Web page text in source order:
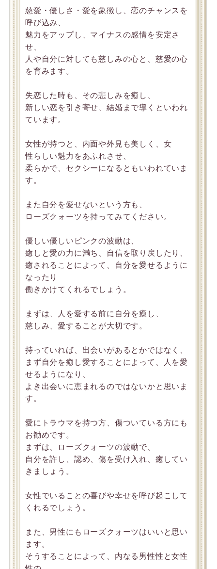
慈愛・優しさ・愛を象徴し、恋のチャンスを
呼び込み、
魅力をアップし、マイナスの感情を安定さ
せ、
人や自分に対しても慈しみの心と、慈愛の心
を育みます。
失恋した時も、その悲しみを癒し、
新しい恋を引き寄せ、結婚まで導くといわれ
ています。
女性が持つと、内面や外見も美しく、女
性らしい魅力をあふれさせ、
柔らかで、セクシーになるともいわれていま
す。
また自分を愛せないという方も、
ローズクォーツを持ってみてください。
優しい優しいピンクの波動は、
癒しと愛の力に満ち、自信を取り戻したり、
癒されることによって、自分を愛せるように
なったり
働きかけてくれるでしょう。
まずは、人を愛する前に自分を癒し、
慈しみ、愛することが大切です。
持っていれば、出会いがあるとかではなく、
まず自分を癒し愛することによって、人を愛
せるようになり、
よき出会いに恵まれるのではないかと思いま
す。
愛にトラウマを持つ方、傷ついている方にも
お勧めです。
まずは、ローズクォーツの波動で、
自分を許し、認め、傷を受け入れ、癒してい
きましょう。
女性でいることの喜びや幸せを呼び起こして
くれるでしょう。
また、男性にもローズクォーツはいいと思い
ます。
そうすることによって、内なる男性性と女性